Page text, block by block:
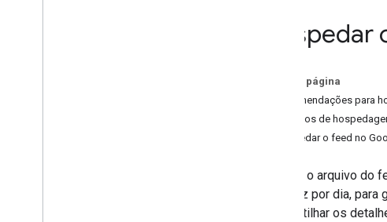
Nesta página
Recomendações para
Métodos de
Hospedar o feed no
Quando o arquivo
uma vez por dia,
compartilhar os